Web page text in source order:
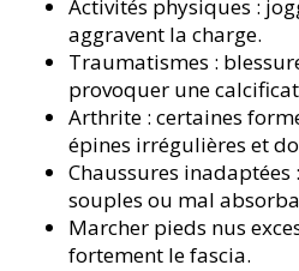
Activités physiques :
aggravent la charge.
Traumatismes :
provoquer une
Arthrite : certaines
épines irrégulières et
Chaussures
souples ou mal
Marcher pieds nus
fortement le fascia.